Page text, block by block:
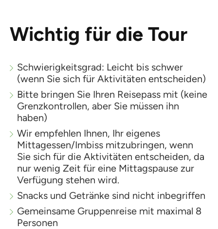
Wichtig für die Tour
Schwierigkeitsgrad: Leicht bis schwer
(wenn Sie sich für Aktivitäten entscheiden)
Bitte bringen Sie Ihren Reisepass mit (keine
Grenzkontrollen, aber Sie müssen ihn
haben)
Wir empfehlen Ihnen, Ihr eigenes
Mittagessen/Imbiss mitzubringen, wenn
Sie sich für die Aktivitäten entscheiden, da
nur wenig Zeit für eine Mittagspause zur
Verfügung stehen wird.
Snacks und Getränke sind nicht inbegriffen
Gemeinsame Gruppenreise mit maximal 8
Personen